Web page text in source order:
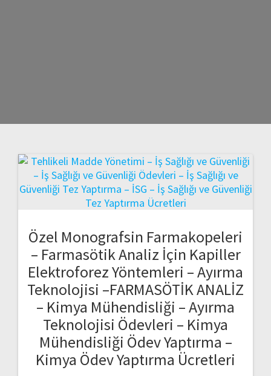
Özel Monografsin Farmakopeleri
– Farmasötik Analiz İçin Kapiller
Elektroforez Yöntemleri – Ayırma
Teknolojisi –FARMASÖTİK ANALİZ
– Kimya Mühendisliği – Ayırma
Teknolojisi Ödevleri – Kimya
Mühendisliği Ödev Yaptırma –
Kimya Ödev Yaptırma Ücretleri